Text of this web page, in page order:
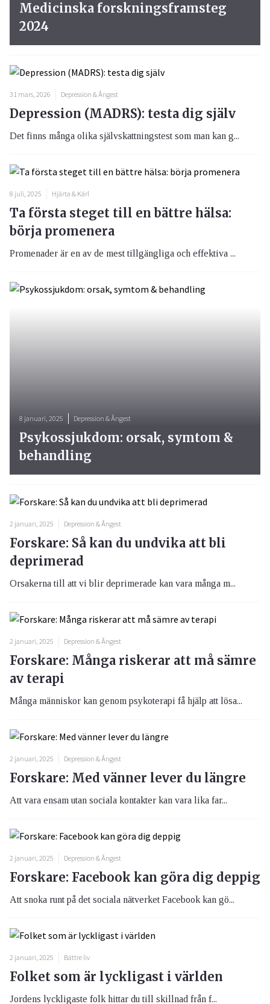
31 mars, 2026 Depression & Ångest
Depression (MADRS): testa dig själv
Det finns många olika självskattningstest som man kan g...
8 juli, 2025 Hjärta & Kärl
Ta första steget till en bättre hälsa:
börja promenera
Promenader är en av de mest tillgängliga och effektiva ...
Medicinska forskningsframsteg
2024
8 januari, 2025 Depression & Ångest
Psykossjukdom: orsak, symtom &
behandling
2 januari, 2025 Depression & Ångest
Forskare: Så kan du undvika att bli
deprimerad
Orsakerna till att vi blir deprimerade kan vara många m...
2 januari, 2025 Depression & Ångest
Forskare: Många riskerar att må sämre
av terapi
Många människor kan genom psykoterapi få hjälp att lösa...
2 januari, 2025 Depression & Ångest
Forskare: Med vänner lever du längre
Att vara ensam utan sociala kontakter kan vara lika far...
2 januari, 2025 Depression & Ångest
Forskare: Facebook kan göra dig deppig
Att snoka runt på det sociala nätverket Facebook kan gö...
2 januari, 2025 Bättre liv
Folket som är lyckligast i världen
Jordens lyckligaste folk hittar du till skillnad från f...